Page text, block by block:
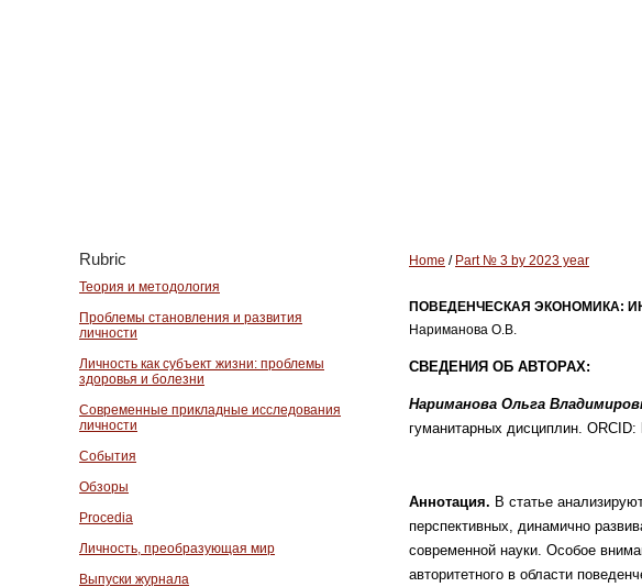
Rubric
Теория и методология
Проблемы становления и развития
личности
Личность как субъект жизни: проблемы
здоровья и болезни
Современные прикладные исследования
личности
События
Обзоры
Procedia
Личность, преобразующая мир
Выпуски журнала
Home / Part № 3 by 2023 year
ПОВЕДЕНЧЕСКАЯ ЭКОНОМИКА:
Нариманова О.В.
СВЕДЕНИЯ ОБ АВТОРАХ:
Нариманова Ольга
гуманитарных дисциплин.
Аннотация. В статье
перспективных, динамично
современной науки. Особое
авторитетного в области